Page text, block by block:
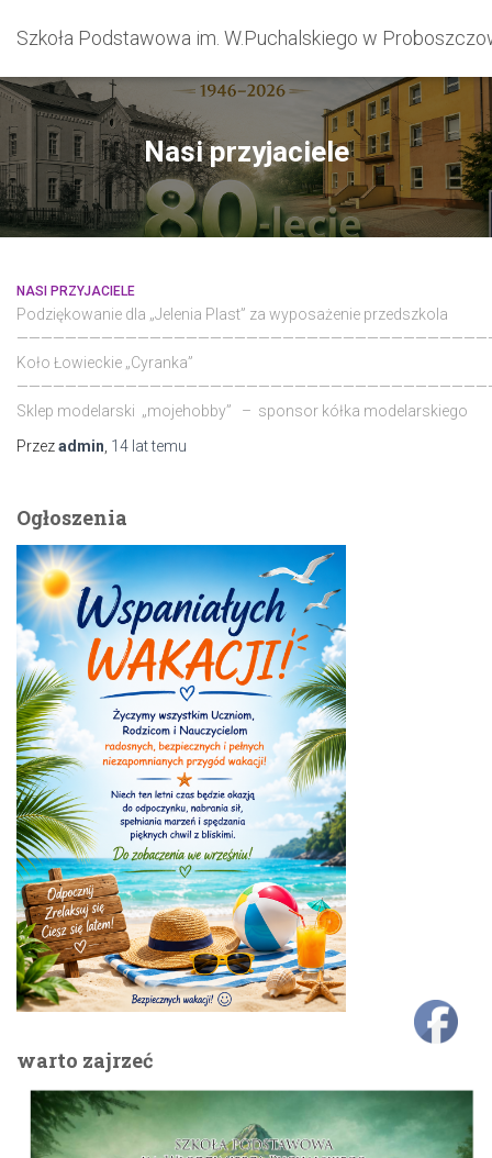
Szkoła Podstawowa im. W.Puchalskiego w
Nasi przyjaciele
NASI PRZYJACIELE
Podziękowanie dla „Jelenia Plast” za wyposażenie przedszkola
Koło Łowieckie „Cyranka”
Sklep modelarski „mojehobby” – sponsor kółka modelarskiego
Przezadmin 14 lattemu
Ogłoszenia
warto zajrzeć